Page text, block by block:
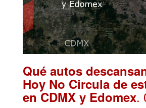
Qué autos
Hoy No Circula de
en CDMX y Edomex.